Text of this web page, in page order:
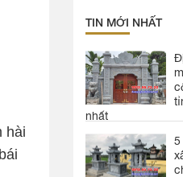
hài
TIN MỚI NHẤT
nhất
5